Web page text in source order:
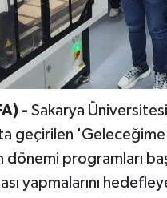
- Sakarya
geçirilen
programları
yapmalarını